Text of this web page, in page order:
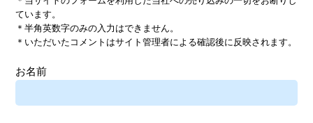
ています。
＊半角英数字のみの入力はできません。
＊いただいたコメントはサイト管理者による確認後に反映されます。
お名前